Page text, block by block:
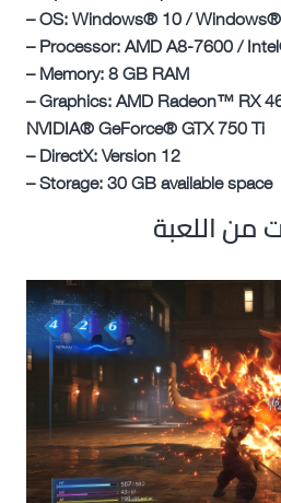
– OS: Windows® 10 /
– Processor: AMD A8-7600 /
– Memory: 8 GB RAM
– Graphics: AMD Radeon™ RX
NVIDIA® GeForce® GTX 750 Ti
– DirectX: Version 12
– Storage: 30 GB available space
من اللعبة